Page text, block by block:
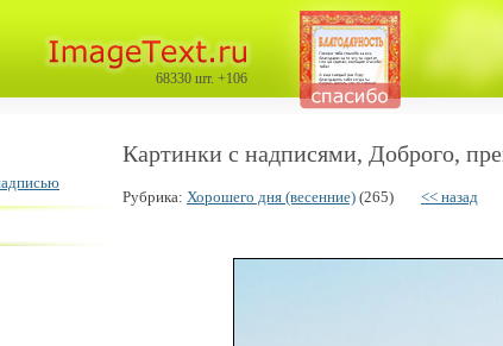
68330 шт. +106
Картинки с надписями, Доброго,
Рубрика: Хорошего дня (весенние) (265) << назад